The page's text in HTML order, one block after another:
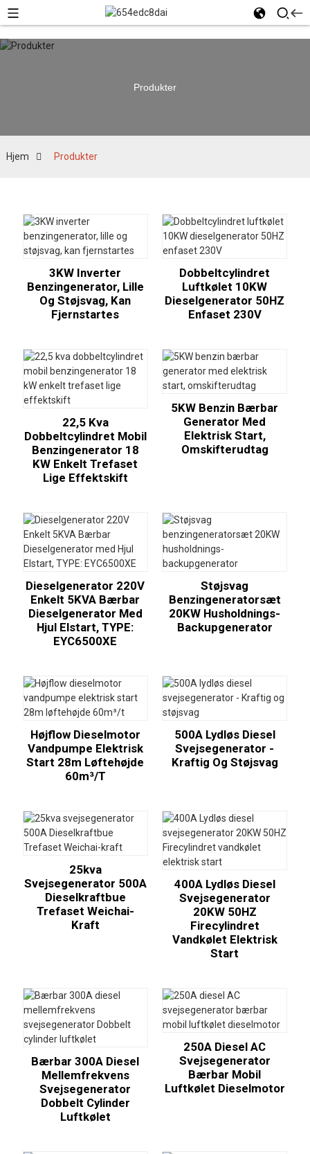
Produkter
Hjem Produkter
3KW Inverter
Benzingenerator, Lille
Og Støjsvag, Kan
Fjernstartes
Dobbeltcylindret
Luftkølet 10KW
Dieselgenerator 50HZ
Enfaset 230V
22,5 Kva
Dobbeltcylindret Mobil
Benzingenerator 18
KW Enkelt Trefaset
Lige Effektskift
5KW Benzin Bærbar
Generator Med
Elektrisk Start,
Omskifterudtag
Dieselgenerator 220V
Enkelt 5KVA Bærbar
Dieselgenerator Med
Hjul Elstart, TYPE:
EYC6500XE
Støjsvag
Benzingeneratorsæt
20KW Husholdnings-
Backupgenerator
Højflow Dieselmotor
Vandpumpe Elektrisk
Start 28m Løftehøjde
60m³/t
500A Lydløs Diesel
Svejsegenerator -
Kraftig Og Støjsvag
25kva
Svejsegenerator 500A
Dieselkraftbue
Trefaset Weichai-
Kraft
400A Lydløs Diesel
Svejsegenerator
20KW 50HZ
Firecylindret
Vandkølet Elektrisk
Start
Bærbar 300A Diesel
Mellemfrekvens
Svejsegenerator
Dobbelt Cylinder
Luftkølet
250A Diesel AC
Svejsegenerator
Bærbar Mobil
Luftkølet Dieselmotor